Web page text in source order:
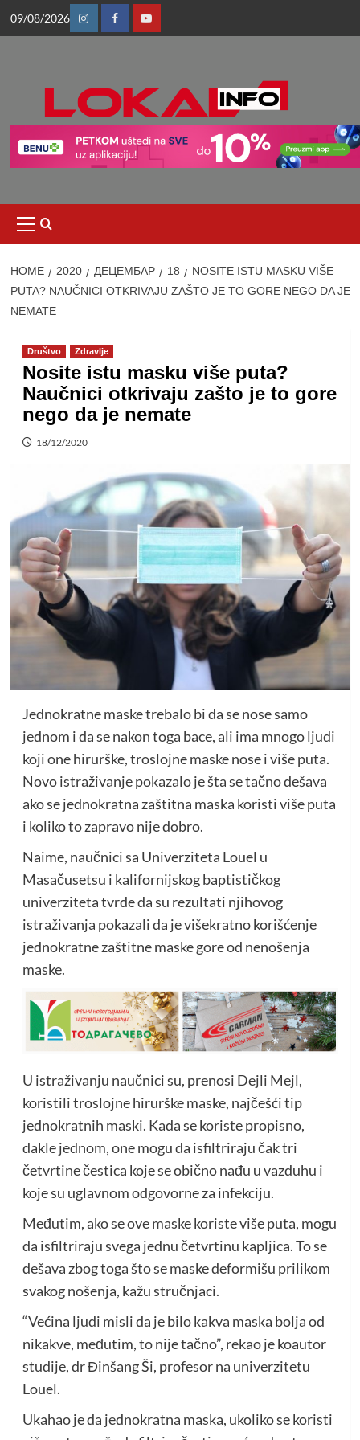
09/08/2026
InstagramFacebookYoutube
Menu
HOME 2020 ДЕЦЕМБАР 18
NOSITE ISTU MASKU VIŠE
PUTA? NAUČNICI OTKRIVAJU ZAŠTO JE TO GORE NEGO DA JE
NEMATE
Društvo Zdravlje
Nosite istu masku više puta?
Naučnici otkrivaju zašto je to gore
nego da je nemate
18/12/2020
Jednokratne maske trebalo bi da se nose samo
jednom i da se nakon toga bace, ali ima mnogo ljudi
koji one hirurške, troslojne maske nose i više puta.
Novo istraživanje pokazalo je šta se tačno dešava
ako se jednokratna zaštitna maska koristi više puta
i koliko to zapravo nije dobro.
Naime, naučnici sa Univerziteta Louel u
Masačusetsu i kalifornijskog baptističkog
univerziteta tvrde da su rezultati njihovog
istraživanja pokazali da je višekratno korišćenje
jednokratne zaštitne maske gore od nenošenja
maske.
U istraživanju naučnici su, prenosi Dejli Mejl,
koristili troslojne hirurške maske, najčešći tip
jednokratnih maski. Kada se koriste propisno,
dakle jednom, one mogu da isfiltriraju čak tri
četvrtine čestica koje se obično nađu u vazduhu i
koje su uglavnom odgovorne za infekciju.
Međutim, ako se ove maske koriste više puta, mogu
da isfiltriraju svega jednu četvrtinu kapljica. To se
dešava zbog toga što se maske deformišu prilikom
svakog nošenja, kažu stručnjaci.
“Većina ljudi misli da je bilo kakva maska bolja od
nikakve, međutim, to nije tačno”, rekao je koautor
studije, dr Đinšang Ši, profesor na univerzitetu
Louel.
Ukahao je da jednokratna maska, ukoliko se koristi